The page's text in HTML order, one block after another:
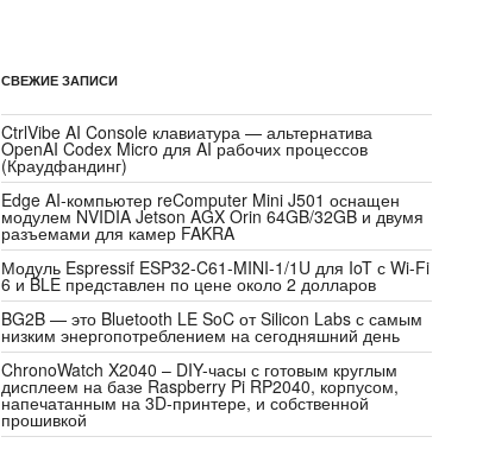
СВЕЖИЕ ЗАПИСИ
CtrlVibe AI Console клавиатура — альтернатива
OpenAI Codex Micro для AI рабочих процессов
(Краудфандинг)
Edge AI-компьютер reComputer Mini J501 оснащен
модулем NVIDIA Jetson AGX Orin 64GB/32GB и двумя
разъемами для камер FAKRA
Модуль Espressif ESP32-C61-MINI-1/1U для IoT с Wi-Fi
6 и BLE представлен по цене около 2 долларов
BG2B — это Bluetooth LE SoC от Silicon Labs с самым
низким энергопотреблением на сегодняшний день
ChronoWatch X2040 – DIY-часы с готовым круглым
дисплеем на базе Raspberry Pi RP2040, корпусом,
напечатанным на 3D-принтере, и собственной
прошивкой